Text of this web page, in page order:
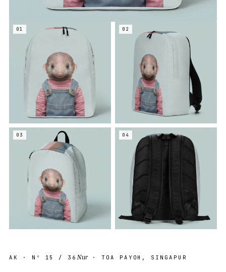
01 02
03 04
AK · Nº 15 / 36Nur · TOA PAYOH, SINGAPUR